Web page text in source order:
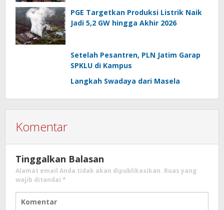
PGE Targetkan Produksi Listrik Naik
Jadi 5,2 GW hingga Akhir 2026
Setelah Pesantren, PLN Jatim Garap
SPKLU di Kampus
Langkah Swadaya dari Masela
Komentar
Tinggalkan Balasan
Alamat email Anda tidak akan dipublikasikan. Ruas yang
wajib ditandai *